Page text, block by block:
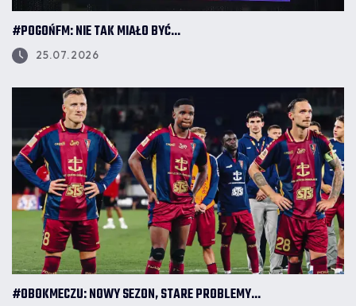
#POGOŃFM: NIE TAK MIAŁO BYĆ...
25.07.2026
#OBOKMECZU: NOWY SEZON, STARE PROBLEMY...